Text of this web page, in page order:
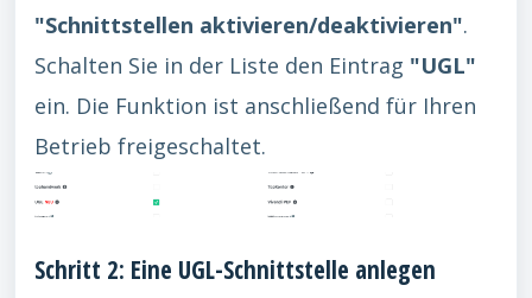
"Schnittstellen aktivieren/deaktivieren".
Schalten Sie in der Liste den Eintrag "UGL"
ein. Die Funktion ist anschließend für Ihren
Betrieb freigeschaltet.
Schritt 2: Eine UGL-Schnittstelle anlegen